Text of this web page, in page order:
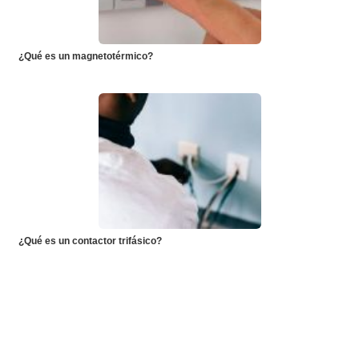
¿Qué es un magnetotérmico?
¿Qué es un contactor trifásico?